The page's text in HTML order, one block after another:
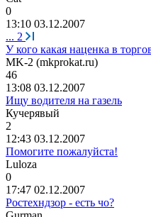
0
13:10 03.12.2007
... 2
У кого какая наценка в
MK-2 (mkprokat.ru)
46
13:08 03.12.2007
Ищу водителя на газель
Кучерявый
2
12:43 03.12.2007
Помогите пожалуйста!
Luloza
0
17:47 02.12.2007
Ростехндзор - есть чо?